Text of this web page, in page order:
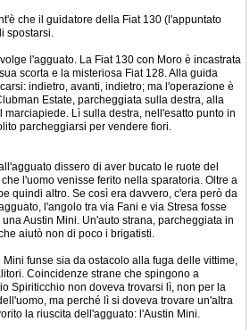
che il guidatore della Fiat 130 (l'appuntato
spostarsi.
l'agguato. La Fiat 130 con Moro è incastrata
scorta e la misteriosa Fiat 128. Alla guida
indietro, avanti, indietro; ma l'operazione è
Estate, parcheggiata sulla destra, alla
Lì sulla destra, nell'esatto punto in
parcheggiarsi per vendere fiori.
dissero di aver bucato le ruote del
l'uomo venisse ferito nella sparatoria. Oltre a
quindi altro. Se così era davvero, c'era però da
l'angolo tra via Fani e via Stresa fosse
Austin Mini. Un'auto strana, parcheggiata in
aiutò non di poco i brigatisti.
Mini funse sia da ostacolo alla fuga delle vittime,
Coincidenze strane che spingono a
Spiriticchio non doveva trovarsi lì, non per la
ma perché lì si doveva trovare un'altra
la riuscita dell'agguato: l'Austin Mini.